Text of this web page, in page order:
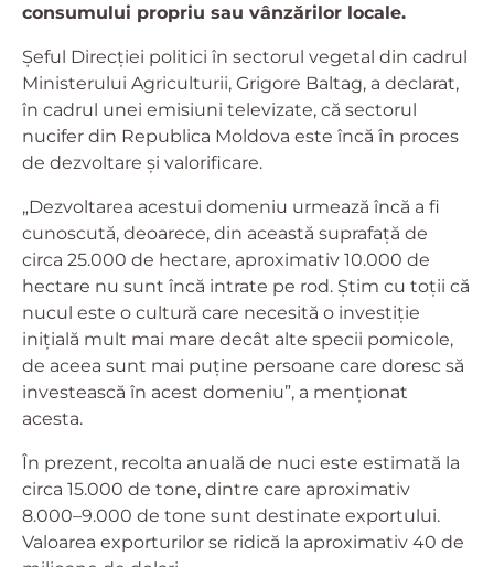
consumului propriu sau vânzărilor locale.
Șeful Direcției politici în sectorul vegetal din cadrul
Ministerului Agriculturii, Grigore Baltag, a declarat,
în cadrul unei emisiuni televizate, că sectorul
nucifer din Republica Moldova este încă în proces
de dezvoltare și valorificare.
„Dezvoltarea acestui domeniu urmează încă a fi
cunoscută, deoarece, din această suprafață de
circa 25.000 de hectare, aproximativ 10.000 de
hectare nu sunt încă intrate pe rod. Știm cu toții că
nucul este o cultură care necesită o investiție
inițială mult mai mare decât alte specii pomicole,
de aceea sunt mai puține persoane care doresc să
investească în acest domeniu”, a menționat
acesta.
În prezent, recolta anuală de nuci este estimată la
circa 15.000 de tone, dintre care aproximativ
8.000–9.000 de tone sunt destinate exportului.
Valoarea exporturilor se ridică la aproximativ 40 de